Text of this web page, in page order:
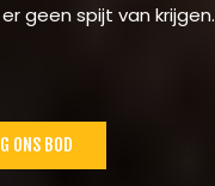
geen spijt van krijgen.
ONS BOD